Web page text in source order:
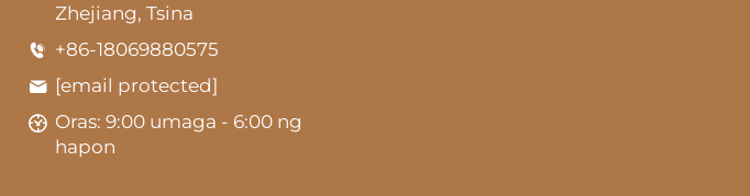
Zhejiang, Tsina
+86-18069880575
[email protected]
Oras: 9:00 umaga - 6:00 ng
hapon